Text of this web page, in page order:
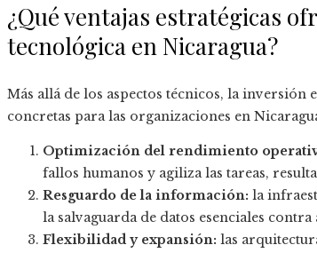
¿Qué ventajas estratégicas
tecnológica en Nicaragua?
Más allá de los aspectos técnicos, la inversión
concretas para las organizaciones en
Optimización del rendimiento
fallos humanos y agiliza las tareas,
Resguardo de la información: la
la salvaguarda de datos esenciales
Flexibilidad y expansión: las